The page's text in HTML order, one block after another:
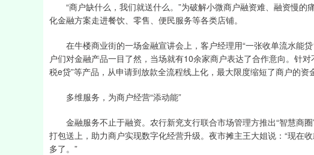
“商户缺什么，我们就送什么。”为破解小微商户融资难、融资慢的
化金融方案走进餐饮、零售、便民服务等各类店铺。
在牛楼商业街的一场金融宣讲会上，客户经理用“一张收单流水能贷
户们对金融产品一目了然，当场就有10余家商户表达了合作意向。针
税e贷”等产品，从申请到放款全流程线上化，最大限度缩短了商户的资
多维服务，为商户经营“添动能”
金融服务不止于融资。农行新兖支行联合市场管理方推出“智慧商
打包送上，助力商户实现数字化经营升级。夜市摊主王大姐说：“现在
多了。”
1.02%